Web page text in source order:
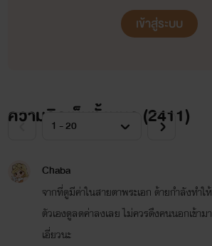
เข้าสู่ระบบ
ความคิดเห็นทั้งหมด (2411)
Chaba
จากที่ดูมีค่าในสายตาพระเอก ด้ายกำลังทำให้
ตัวเองดูลดค่าลงเลย ไม่ควรดึงคนนอกเข้ามา
เอี่ยวนะ